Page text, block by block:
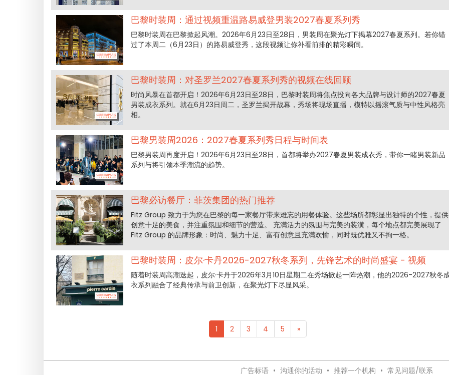
巴黎时装周：通过视频重温路易威登男装2027春夏系列秀
巴黎时装周在巴黎掀起风潮。2026年6月23日至28日，男装周在聚光灯下揭幕2027春夏系列。若你错
过了本周二（6月23日）的路易威登秀，这段视频让你补看前排的精彩瞬间。
巴黎时装周：对圣罗兰2027春夏系列秀的视频在线回顾
时尚风暴在首都开启！2026年6月23日至28日，巴黎时装周将焦点投向各大品牌与设计师的2027春夏
男装成衣系列。就在6月23日周二，圣罗兰揭开战幕，秀场将现场直播，模特以摇滚气质与中性风格亮
相。
巴黎男装周2026：2027春夏系列秀日程与时间表
巴黎男装周再度开启！2026年6月23日至28日，首都将举办2027春夏男装成衣秀，带你一睹男装新品
系列与将引领本季潮流的趋势。
巴黎必访餐厅：菲茨集团的热门推荐
Fitz Group 致力于为您在巴黎的每一家餐厅带来难忘的用餐体验。这些场所都彰显出独特的个性，提供
创意十足的美食，并注重氛围和细节的营造。 充满活力的氛围与完美的装潢，每个地点都完美展现了
Fitz Group 的品牌形象：时尚、魅力十足、富有创意且充满欢愉，同时既优雅又不拘一格。
巴黎时装周：皮尔·卡丹2026-2027秋冬系列，先锋艺术的时尚盛宴 - 视频
随着时装周高潮迭起，皮尔·卡丹于2026年3月10日星期二在秀场掀起一阵热潮，他的2026-2027秋冬
衣系列融合了经典传承与前卫创新，在聚光灯下尽显风采。
1 2 3 4 5 »
广告标语 • 沟通你的活动 • 推荐一个机构 • 常见问题/联系